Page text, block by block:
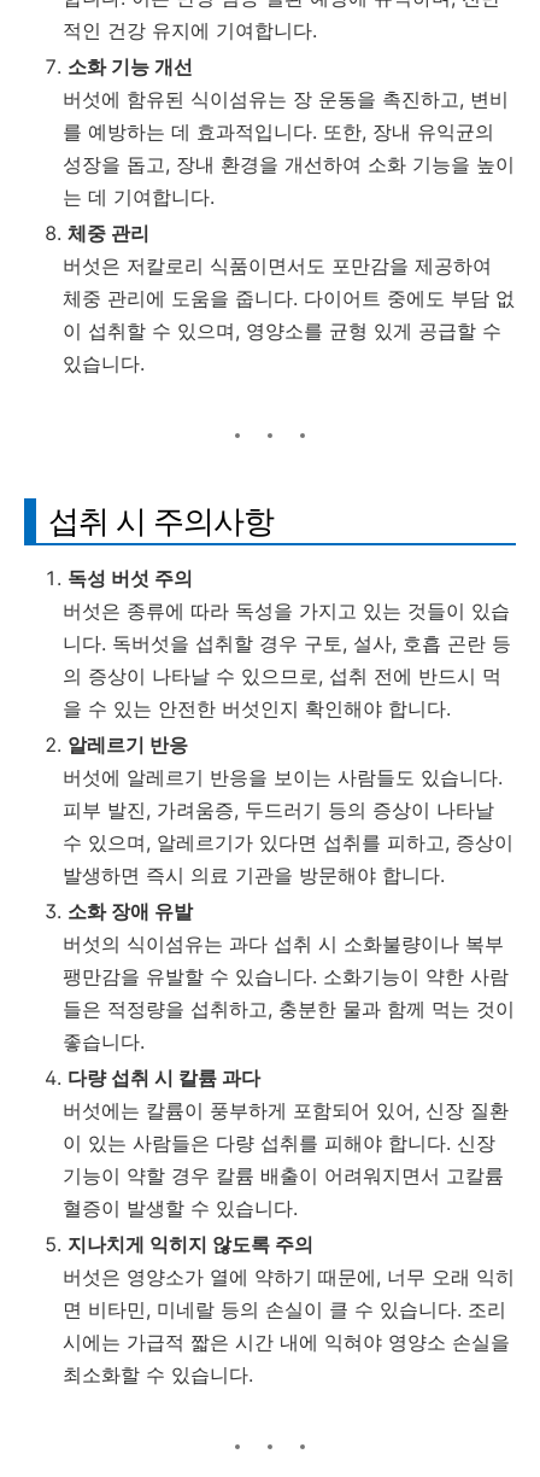
적인 건강 유지에 기여합니다.
소화 기능 개선
버섯에 함유된 식이섬유는 장 운동을 촉진하고, 변비
를 예방하는 데 효과적입니다. 또한, 장내 유익균의
성장을 돕고, 장내 환경을 개선하여 소화 기능을 높이
는 데 기여합니다.
체중 관리
버섯은 저칼로리 식품이면서도 포만감을 제공하여
체중 관리에 도움을 줍니다. 다이어트 중에도 부담 없
이 섭취할 수 있으며, 영양소를 균형 있게 공급할 수
있습니다.
섭취 시 주의사항
독성 버섯 주의
버섯은 종류에 따라 독성을 가지고 있는 것들이 있습
니다. 독버섯을 섭취할 경우 구토, 설사, 호흡 곤란 등
의 증상이 나타날 수 있으므로, 섭취 전에 반드시 먹
을 수 있는 안전한 버섯인지 확인해야 합니다.
알레르기 반응
버섯에 알레르기 반응을 보이는 사람들도 있습니다.
피부 발진, 가려움증, 두드러기 등의 증상이 나타날
수 있으며, 알레르기가 있다면 섭취를 피하고, 증상이
발생하면 즉시 의료 기관을 방문해야 합니다.
소화 장애 유발
버섯의 식이섬유는 과다 섭취 시 소화불량이나 복부
팽만감을 유발할 수 있습니다. 소화기능이 약한 사람
들은 적정량을 섭취하고, 충분한 물과 함께 먹는 것이
좋습니다.
다량 섭취 시 칼륨 과다
버섯에는 칼륨이 풍부하게 포함되어 있어, 신장 질환
이 있는 사람들은 다량 섭취를 피해야 합니다. 신장
기능이 약할 경우 칼륨 배출이 어려워지면서 고칼륨
혈증이 발생할 수 있습니다.
지나치게 익히지 않도록 주의
버섯은 영양소가 열에 약하기 때문에, 너무 오래 익히
면 비타민, 미네랄 등의 손실이 클 수 있습니다. 조리
시에는 가급적 짧은 시간 내에 익혀야 영양소 손실을
최소화할 수 있습니다.